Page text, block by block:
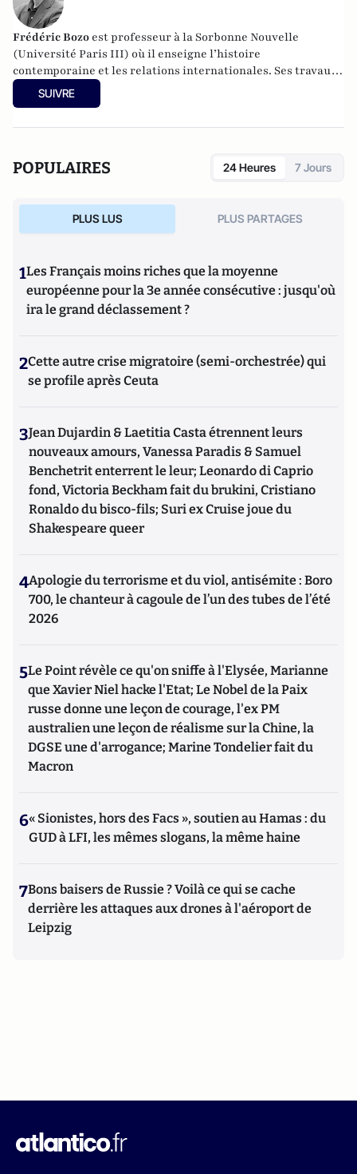
Frédéric Bozo est professeur à la Sorbonne Nouvelle
(Université Paris III) où il enseigne l’histoire
contemporaine et les relations internationales. Ses travaux
portent sur la politique étrangère et de sécurité de la
France, les relations transatlantiques et l’histoire de la
SUIVRE
POPULAIRES 24 Heures 7 Jours
PLUS LUS PLUS PARTAGES
1Les Français moins riches que la moyenne
européenne pour la 3e année consécutive : jusqu'où
ira le grand déclassement ?
2Cette autre crise migratoire (semi-orchestrée) qui
se profile après Ceuta
3Jean Dujardin & Laetitia Casta étrennent leurs
nouveaux amours, Vanessa Paradis & Samuel
Benchetrit enterrent le leur; Leonardo di Caprio
fond, Victoria Beckham fait du brukini, Cristiano
Ronaldo du bisco-fils; Suri ex Cruise joue du
Shakespeare queer
4Apologie du terrorisme et du viol, antisémite : Boro
700, le chanteur à cagoule de l’un des tubes de l’été
2026
5Le Point révèle ce qu'on sniffe à l'Elysée, Marianne
que Xavier Niel hacke l'Etat; Le Nobel de la Paix
russe donne une leçon de courage, l'ex PM
australien une leçon de réalisme sur la Chine, la
DGSE une d'arrogance; Marine Tondelier fait du
Macron
6« Sionistes, hors des Facs », soutien au Hamas : du
GUD à LFI, les mêmes slogans, la même haine
7Bons baisers de Russie ? Voilà ce qui se cache
derrière les attaques aux drones à l'aéroport de
Leipzig